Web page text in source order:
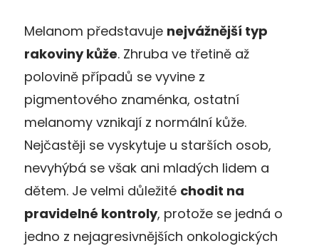
Melanom představuje nejvážnější typ
rakoviny kůže. Zhruba ve třetině až
polovině případů se vyvine z
pigmentového znaménka, ostatní
melanomy vznikají z normální kůže.
Nejčastěji se vyskytuje u starších osob,
nevyhýbá se však ani mladých lidem a
dětem. Je velmi důležité chodit na
pravidelné kontroly, protože se jedná o
jedno z nejagresivnějších onkologických